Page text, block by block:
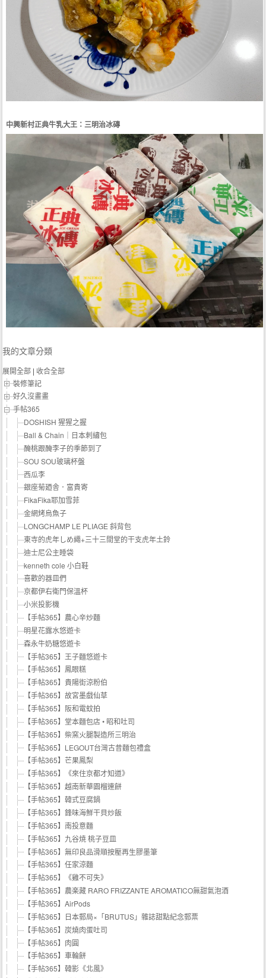
中興新村正典牛乳大王：三明治冰磚
我的文章分類
展開全部 | 收合全部
裝修筆記
好久沒畫畫
手帖365
DOSHISH 猩猩之握
Ball & Chain｜日本刺繡包
醃桃跟醃李子的季節到了
SOU SOU玻璃杯盤
西瓜李
銀座菊廼舎．富貴寄
FikaFika耶加雪菲
金網烤烏魚子
LONGCHAMP LE PLIAGE 斜背包
東寺的虎年しめ繩+三十三間堂的干支虎年土鈴
迪士尼公主睡袋
kenneth cole 小白鞋
喜歡的器皿們
京都伊右衛門保溫杯
小米投影機
【手帖365】農心辛炒麵
明星花露水悠遊卡
森永牛奶糖悠遊卡
【手帖365】王子麵悠遊卡
【手帖365】鳳眼糕
【手帖365】貴陽街涼粉伯
【手帖365】故宮墨戲仙草
【手帖365】阪和電蚊拍
【手帖365】堂本麵包店 • 昭和吐司
【手帖365】柴窯火腿製造所三明治
【手帖365】LEGOUT台灣古昔麵包禮盒
【手帖365】芒果鳳梨
【手帖365】《來住京都才知道》
【手帖365】越南新華園榴連餅
【手帖365】韓式豆腐鍋
【手帖365】鋒味海鮮干貝炒飯
【手帖365】南投意麵
【手帖365】九谷焼 桃子豆皿
【手帖365】無印良品滑順按壓再生膠墨筆
【手帖365】任家涼麵
【手帖365】《雞不可失》
【手帖365】農楽藏 RARO FRIZZANTE AROMATICO無甜氣泡酒
【手帖365】AirPods
【手帖365】日本郵局×「BRUTUS」雜誌甜點紀念郵票
【手帖365】炭燒肉蛋吐司
【手帖365】肉圓
【手帖365】車輪餅
【手帖365】韓影《北風》